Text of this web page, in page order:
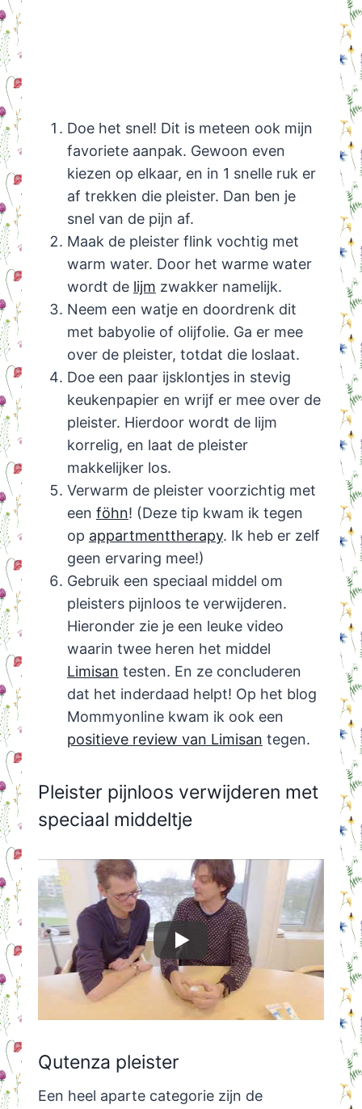
Doe het snel! Dit is meteen ook mijn
favoriete aanpak. Gewoon even
kiezen op elkaar, en in 1 snelle ruk er
af trekken die pleister. Dan ben je
snel van de pijn af.
Maak de pleister flink vochtig met
warm water. Door het warme water
wordt de lijm zwakker namelijk.
Neem een watje en doordrenk dit
met babyolie of olijfolie. Ga er mee
over de pleister, totdat die loslaat.
Doe een paar ijsklontjes in stevig
keukenpapier en wrijf er mee over de
pleister. Hierdoor wordt de lijm
korrelig, en laat de pleister
makkelijker los.
Verwarm de pleister voorzichtig met
een föhn! (Deze tip kwam ik tegen
op appartmenttherapy. Ik heb er zelf
geen ervaring mee!)
Gebruik een speciaal middel om
pleisters pijnloos te verwijderen.
Hieronder zie je een leuke video
waarin twee heren het middel
Limisan testen. En ze concluderen
dat het inderdaad helpt! Op het blog
Mommyonline kwam ik ook een
positieve review van Limisan tegen.
Pleister pijnloos verwijderen met
speciaal middeltje
Qutenza pleister
Een heel aparte categorie zijn de